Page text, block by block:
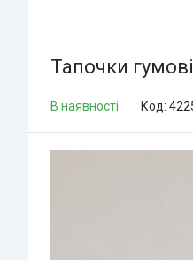
Тапочки
В наявності Код: